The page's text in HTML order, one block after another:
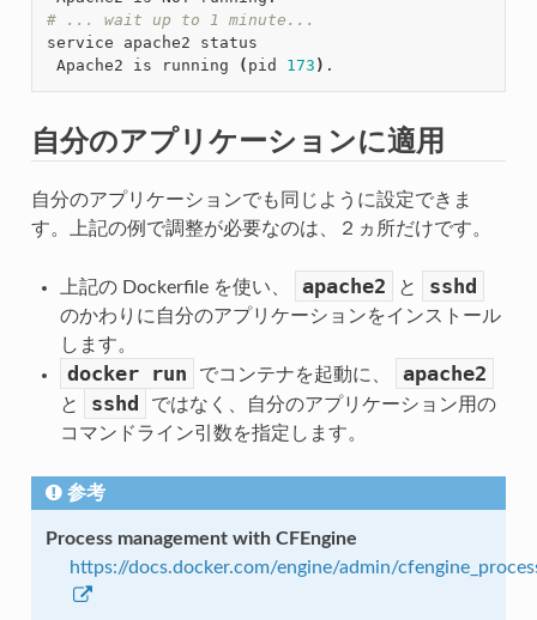
# ... wait up to 1 minute...
service apache2 status
Apache2 is running
( pid 173 )
自分のアプリケーションに適用
自分のアプリケーションでも同じように設定できま
す。上記の例で調整が必要なのは、２ヵ所だけです。
上記の Dockerfile を使い、 apache2 と sshd
のかわりに自分のアプリケーションをインストール
します。
docker run でコンテナを起動に、 apache2
と sshd
ではなく、自分のアプリケーション用の
コマンドライン引数を指定します。
参考
Process management with CFEngine
https://docs.docker.com/engine/admin/